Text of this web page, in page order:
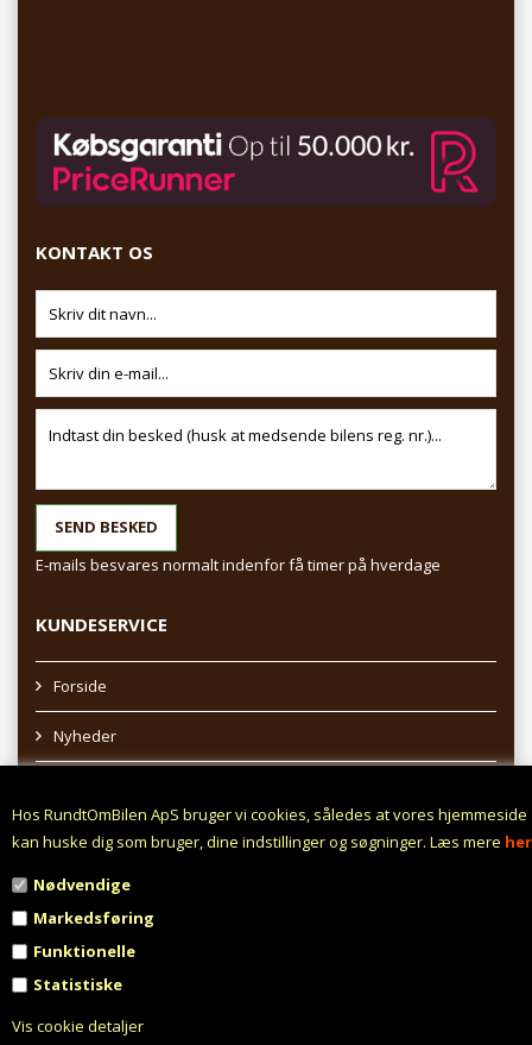
Hos RundtOmBilen ApS bruger vi cookies, således at vores hjemmeside
kan huske dig som bruger, dine indstillinger og søgninger. Læs mere her
Nødvendige
Markedsføring
Funktionelle
Statistiske
Vis cookie detaljer
KONTAKT OS
E-mails besvares normalt indenfor få timer på hverdage
KUNDESERVICE
Forside
Nyheder
Afhentning af varer
Profil
Fortrydelsesret
Fortryd aftale